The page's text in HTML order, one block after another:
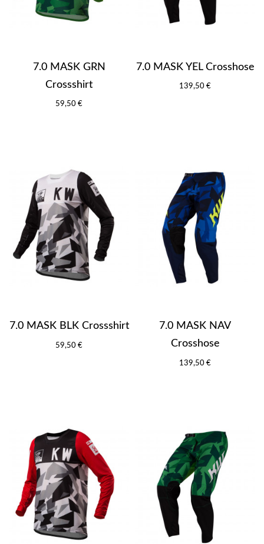
7.0 MASK GRN
Crossshirt
59,50 €
7.0 MASK YEL Crosshose
139,50 €
7.0 MASK BLK Crossshirt
59,50 €
7.0 MASK NAV
Crosshose
139,50 €